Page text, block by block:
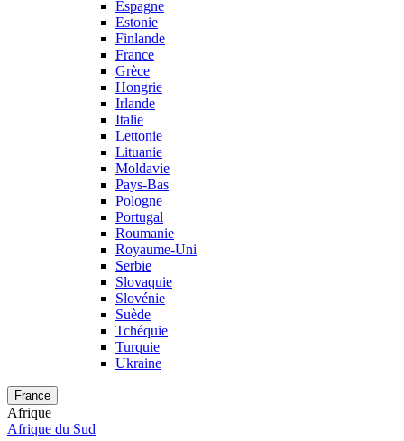
Espagne
Estonie
Finlande
France
Grèce
Hongrie
Irlande
Italie
Lettonie
Lituanie
Moldavie
Pays-Bas
Pologne
Portugal
Roumanie
Royaume-Uni
Serbie
Slovaquie
Slovénie
Suède
Tchéquie
Turquie
Ukraine
France
Afrique
Afrique du Sud